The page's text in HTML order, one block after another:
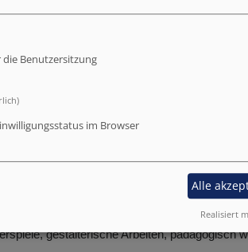
Donau-Ries
pädagogischen Konzept an:
Sauber werden,
gestalterische Arbeiten, pädagogisch
die Benutzersitzung
im Browser
Alle
Realisiert